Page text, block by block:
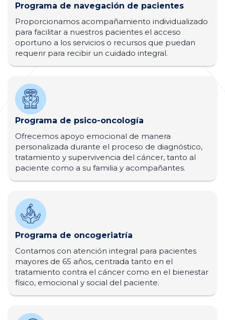
Programa de navegación de pacientes
Proporcionamos acompañamiento individualizado
para facilitar a nuestros pacientes el acceso
oportuno a los servicios o recursos que puedan
requerir para recibir un cuidado integral.
Programa de psico-oncología
Ofrecemos apoyo emocional de manera
personalizada durante el proceso de diagnóstico,
tratamiento y supervivencia del cáncer, tanto al
paciente como a su familia y acompañantes.
Programa de oncogeriatría
Contamos con atención integral para pacientes
mayores de 65 años, centrada tanto en el
tratamiento contra el cáncer como en el bienestar
físico, emocional y social del paciente.